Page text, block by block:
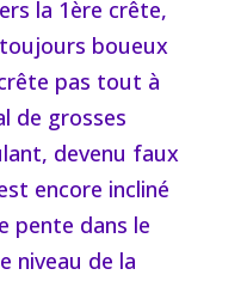
la 1ère crête,
boueux
pas tout à
de grosses
devenu faux
encore incliné
pente dans le
niveau de la